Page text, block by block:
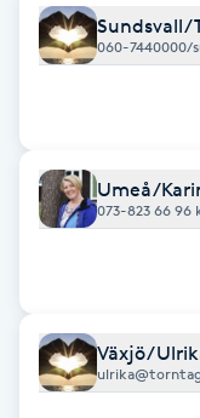
Fransborttagning
Fransförlängning
Fransförlängning
Fransk manikyr
Sundsvall/
060-7440000/
Umeå/
073-823 66 96
Växjö/